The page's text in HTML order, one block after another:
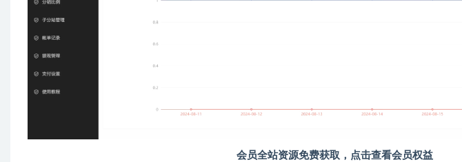
会员全站资源免费获取，点击查看会员权益